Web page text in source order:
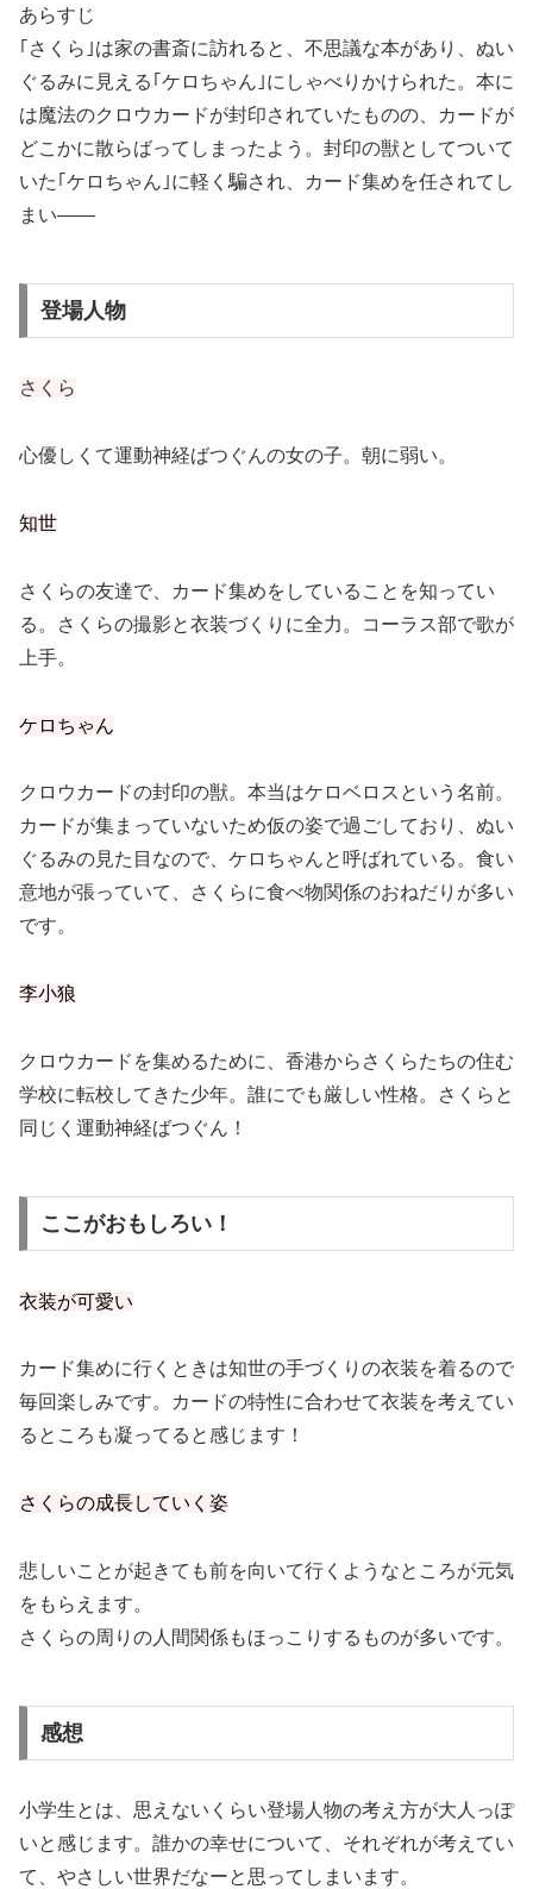
あらすじ
｢さくら｣は家の書斎に訪れると、不思議な本があり、ぬい
ぐるみに見える｢ケロちゃん｣にしゃべりかけられた。本に
は魔法のクロウカードが封印されていたものの、カードが
どこかに散らばってしまったよう。封印の獣としてついて
いた｢ケロちゃん｣に軽く騙され、カード集めを任されてし
まい――
登場人物
さくら
心優しくて運動神経ばつぐんの女の子。朝に弱い。
知世
さくらの友達で、カード集めをしていることを知ってい
る。さくらの撮影と衣装づくりに全力。コーラス部で歌が
上手。
ケロちゃん
クロウカードの封印の獣。本当はケロベロスという名前。
カードが集まっていないため仮の姿で過ごしており、ぬい
ぐるみの見た目なので、ケロちゃんと呼ばれている。食い
意地が張っていて、さくらに食べ物関係のおねだりが多い
です。
李小狼
クロウカードを集めるために、香港からさくらたちの住む
学校に転校してきた少年。誰にでも厳しい性格。さくらと
同じく運動神経ばつぐん！
ここがおもしろい！
衣装が可愛い
カード集めに行くときは知世の手づくりの衣装を着るので
毎回楽しみです。カードの特性に合わせて衣装を考えてい
るところも凝ってると感じます！
さくらの成長していく姿
悲しいことが起きても前を向いて行くようなところが元気
をもらえます。
さくらの周りの人間関係もほっこりするものが多いです。
感想
小学生とは、思えないくらい登場人物の考え方が大人っぽ
いと感じます。誰かの幸せについて、それぞれが考えてい
て、やさしい世界だなーと思ってしまいます。